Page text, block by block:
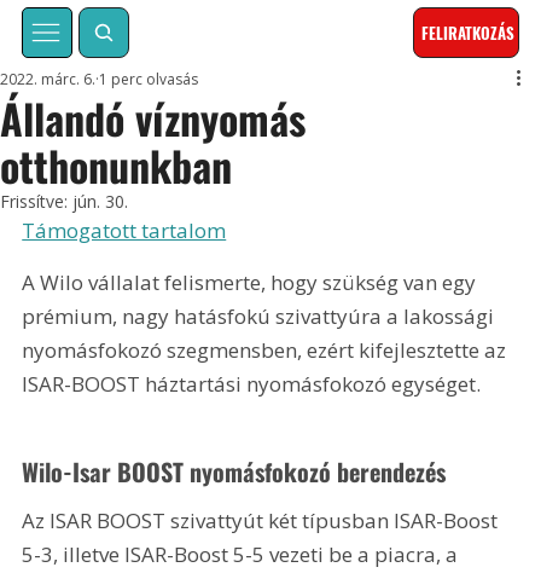
FELIRATKOZÁS
Állandó víznyomás
otthonunkban
2022. márc. 6. 1 perc olvasás
Frissítve: jún. 30.
Támogatott tartalom
A Wilo vállalat felismerte, hogy szükség van egy
prémium, nagy hatásfokú szivattyúra a lakossági
nyomásfokozó szegmensben, ezért kifejlesztette az
ISAR-BOOST háztartási nyomásfokozó egységet.
Wilo-Isar BOOST nyomásfokozó berendezés
Az ISAR BOOST szivattyút két típusban ISAR-Boost
5-3, illetve ISAR-Boost 5-5 vezeti be a piacra, a